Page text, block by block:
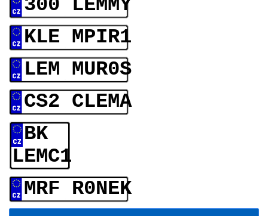
300 LEMMY
KLE MPIR1
LEM MUR0S
CS2 CLEMA
BK
LEMC1
MRF R0NEK